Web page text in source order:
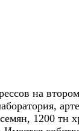
на
1200 тн